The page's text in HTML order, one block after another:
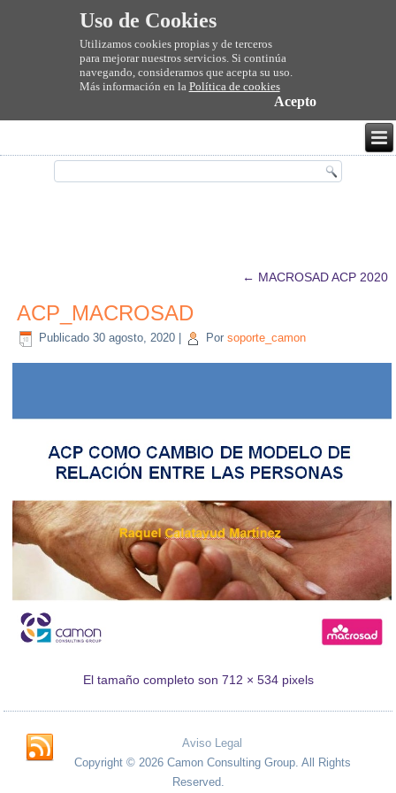
Uso de Cookies
Utilizamos cookies propias y de terceros
para mejorar nuestros servicios. Si continúa
navegando, consideramos que acepta su uso.
Más información en la Política de cookies
Acepto
← MACROSAD ACP 2020
ACP_MACROSAD
Publicado 30 agosto, 2020 Por soporte_camon
El tamaño completo son 712 × 534pixels
Aviso Legal
Copyright © 2026 Camon Consulting Group. All Rights
Reserved.